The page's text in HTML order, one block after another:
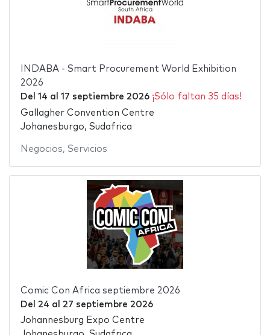
INDABA - Smart Procurement World Exhibition
2026
Del 14 al 17 septiembre 2026 ¡Sólo faltan 35 días!
Gallagher Convention Centre
Johanesburgo, Sudafrica
Negocios, Servicios
Comic Con Africa septiembre 2026
Del 24 al 27 septiembre 2026
Johannesburg Expo Centre